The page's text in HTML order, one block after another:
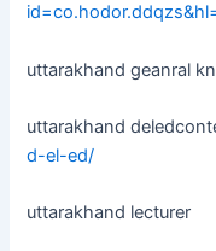
uttarakhand geanral
uttarakhand
d-el-ed/
uttarakhand lecturer